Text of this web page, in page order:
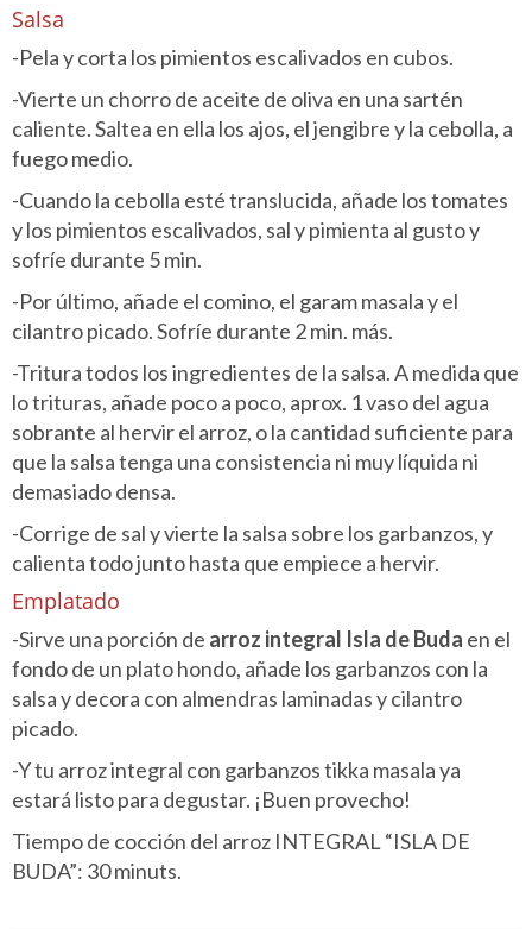
Salsa
-Pela y corta los pimientos escalivados en cubos.
-Vierte un chorro de aceite de oliva en una sartén
caliente. Saltea en ella los ajos, el jengibre y la cebolla, a
fuego medio.
-Cuando la cebolla esté translucida, añade los tomates
y los pimientos escalivados, sal y pimienta al gusto y
sofríe durante 5 min.
-Por último, añade el comino, el garam masala y el
cilantro picado. Sofríe durante 2 min. más.
-Tritura todos los ingredientes de la salsa. A medida que
lo trituras, añade poco a poco, aprox. 1 vaso del agua
sobrante al hervir el arroz, o la cantidad suficiente para
que la salsa tenga una consistencia ni muy líquida ni
demasiado densa.
-Corrige de sal y vierte la salsa sobre los garbanzos, y
calienta todo junto hasta que empiece a hervir.
Emplatado
-Sirve una porción de arroz integral Isla de Buda en el
fondo de un plato hondo, añade los garbanzos con la
salsa y decora con almendras laminadas y cilantro
picado.
-Y tu arroz integral con garbanzos tikka masala ya
estará listo para degustar. ¡Buen provecho!
Tiempo de cocción del arroz INTEGRAL “ISLA DE
BUDA”: 30 minuts.